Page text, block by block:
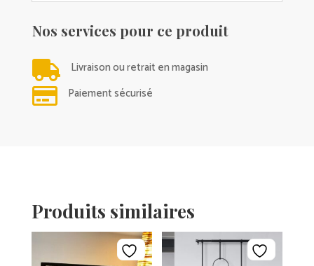
Nos services pour ce produit
 Livraison ou retrait en magasin
 Paiement sécurisé
Produits similaires